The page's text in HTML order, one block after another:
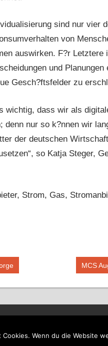
sind nur vier
von
auswirken. F?r
und Planungen
Gesch?ftsfelder zu
wichtig, dass wir als
denn nur so k?nnen wir
der deutschen
so Katja Steger,
Strom, Gas,
MCS
Cookies. Wenn du die Website